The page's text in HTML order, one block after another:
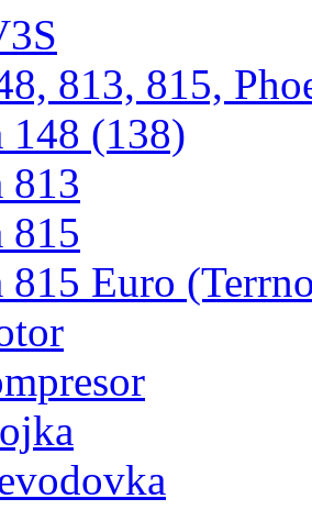
813, 815,
148 (138)
813
815
815 Euro